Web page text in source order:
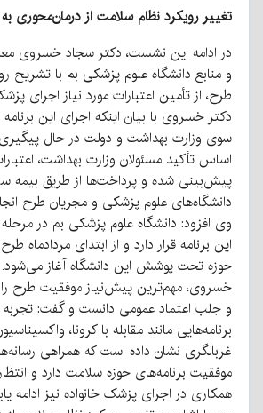
تغییر رویکرد نظام سلامت از درمان‌محوری
در ادامه این نشست، دکتر سجاد خسروی
و منابع دانشگاه علوم پزشکی بم با تشریح
طرح، از تأمین اعتبارات مورد نیاز اجرای
دکتر خسروی با بیان اینکه اجرای این
سوی وزارت بهداشت و دولت در حال
اساس تأکید مسئولان وزارت بهداشت،
پیش‌بینی شده و پرداخت‌ها از طریق بیمه
دانشگاه‌های علوم پزشکی و مجریان طرح
وی افزود: دانشگاه علوم پزشکی بم در
این برنامه قرار دارد و از ابتدای مردادماه
حوزه تحت پوشش این دانشگاه آغاز می‌شود.
خسروی، مهم‌ترین پیش‌نیاز موفقیت طرح
و جلب اعتماد عمومی دانست و گفت: تجربه
برنامه‌هایی مانند مقابله با کرونا،
غربالگری نشان داده است که همراهی
موفقیت برنامه‌های حوزه سلامت دارد و
همکاری در اجرای پزشک خانواده نیز ادامه